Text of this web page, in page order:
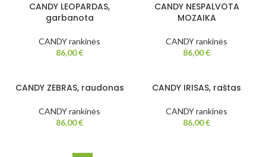
CANDY LEOPARDAS,
garbanota
CANDY rankinės
86,00€
CANDY NESPALVOTA
MOZAIKA
CANDY rankinės
86,00€
CANDY ZEBRAS, raudonas
CANDY rankinės
86,00€
CANDY IRISAS, raštas
CANDY rankinės
86,00€